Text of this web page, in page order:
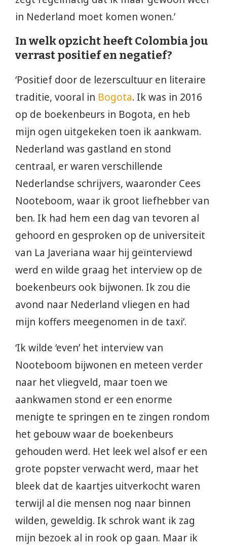
in Nederland moet komen wonen.’
In welk opzicht heeft Colombia jou
verrast positief en negatief?
‘Positief door de lezerscultuur en literaire
traditie, vooral in Bogota. Ik was in 2016
op de boekenbeurs in Bogota, en heb
mijn ogen uitgekeken toen ik aankwam.
Nederland was gastland en stond
centraal, er waren verschillende
Nederlandse schrijvers, waaronder Cees
Nooteboom, waar ik groot liefhebber van
ben. Ik had hem een dag van tevoren al
gehoord en gesproken op de universiteit
van La Javeriana waar hij geïnterviewd
werd en wilde graag het interview op de
boekenbeurs ook bijwonen. Ik zou die
avond naar Nederland vliegen en had
mijn koffers meegenomen in de taxi’.
‘Ik wilde ‘even’ het interview van
Nooteboom bijwonen en meteen verder
naar het vliegveld, maar toen we
aankwamen stond er een enorme
menigte te springen en te zingen rondom
het gebouw waar de boekenbeurs
gehouden werd. Het leek wel alsof er een
grote popster verwacht werd, maar het
bleek dat de kaartjes uitverkocht waren
terwijl al die mensen nog naar binnen
wilden, geweldig. Ik schrok want ik zag
mijn bezoek al in rook op gaan. Maar ik